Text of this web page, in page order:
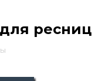
ресниц